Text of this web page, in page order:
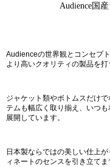
Audience国
Audienceの世界観とコンセプ
より高いクオリティの製品を打
ジャケット類やボトムスだけ
テムも幅広く取り揃え、いつ
展開しています。
日本製ならではの美しい仕上
ィネートのセンスを引き立てま